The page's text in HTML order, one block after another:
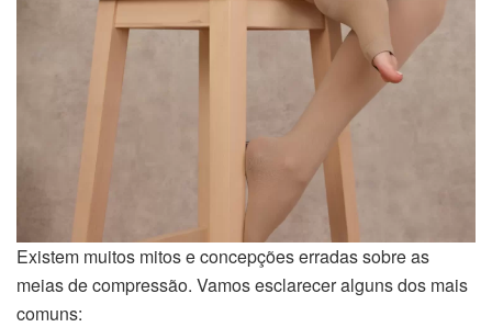
Existem muitos mitos e concepções erradas sobre as
meias de compressão. Vamos esclarecer alguns dos mais
comuns: